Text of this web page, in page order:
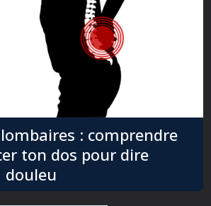
: comprendre
ton dos pour dire
douleu